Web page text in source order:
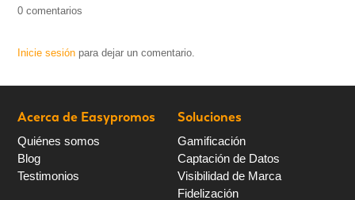
0 comentarios
Inicie sesión para dejar un comentario.
Acerca de Easypromos
Quiénes somos
Blog
Testimonios
Soluciones
Gamificación
Captación de Datos
Visibilidad de Marca
Fidelización